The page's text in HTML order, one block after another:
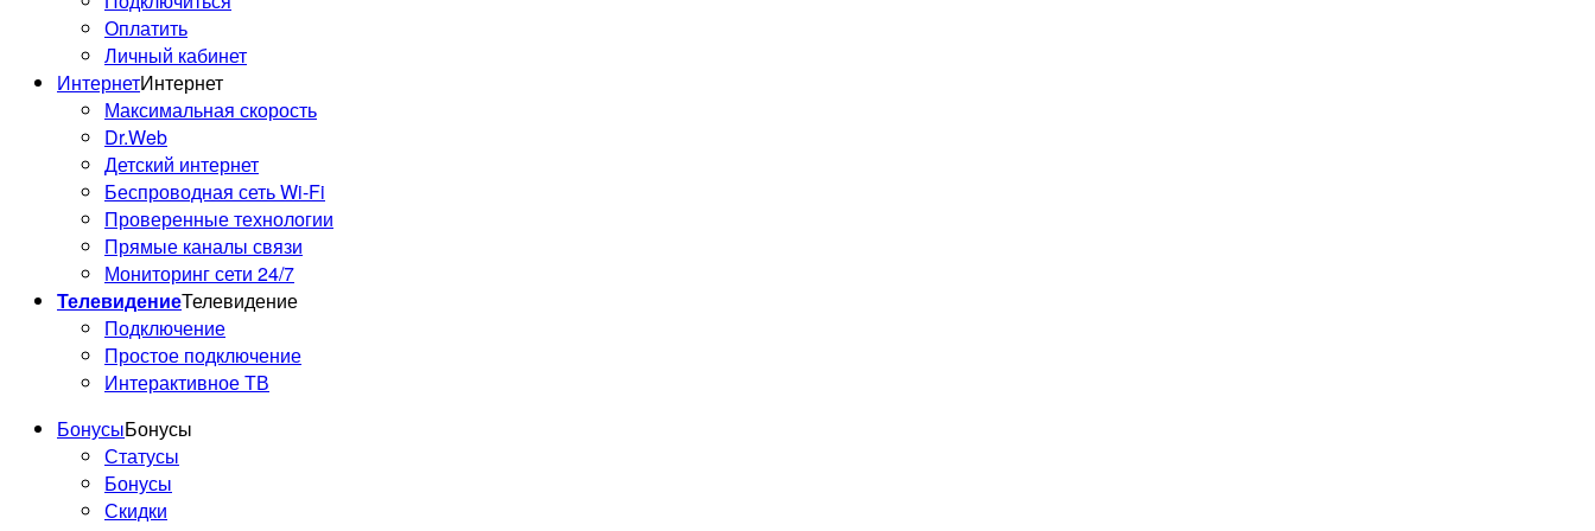
Оплатить
Личный кабинет
ИнтернетИнтернет
Максимальная скорость
Dr.Web
Детский интернет
Беспроводная сеть Wi-Fi
Проверенные технологии
Прямые каналы связи
Мониторинг сети 24/7
ТелевидениеТелевидение
Подключение
Простое подключение
Интерактивное ТВ
БонусыБонусы
Статусы
Бонусы
Скидки